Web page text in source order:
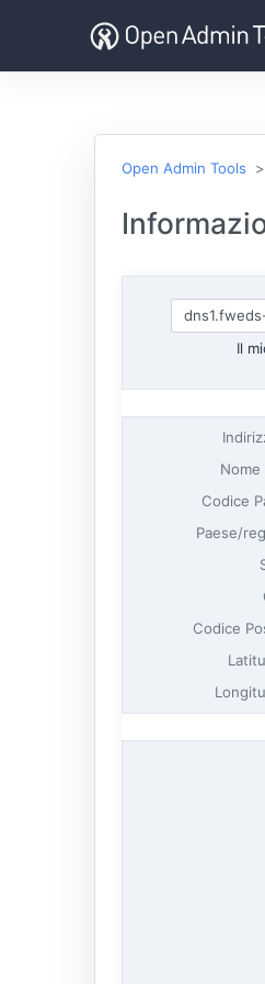
Open Admin Tools
Il
Nome
Codice
Paese/
Codice